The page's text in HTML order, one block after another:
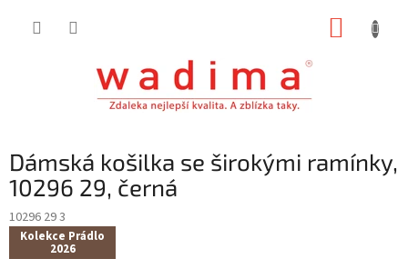
Dámská košilka se širokými ramínky,
10296 29, černá
10296 29 3
Kolekce Prádlo
2026